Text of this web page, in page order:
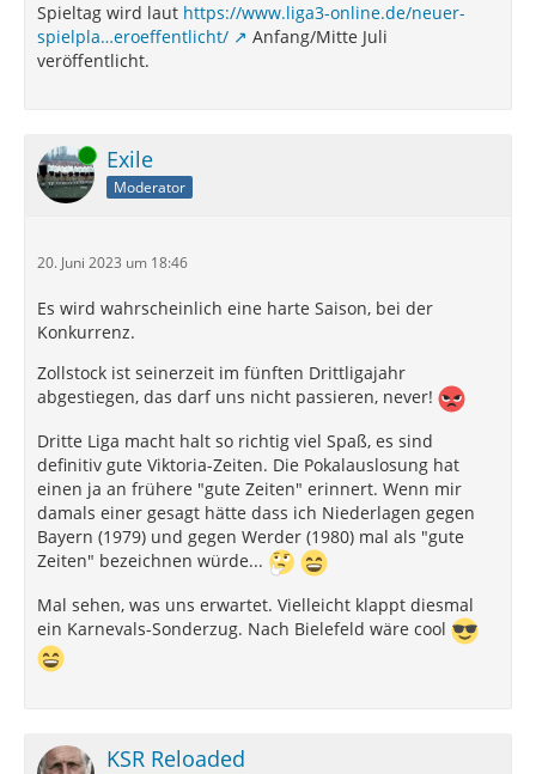
Spieltag wird laut https://www.liga3-online.de/neuer-
spielpla…eroeffentlicht/
Anfang/Mitte Juli
veröffentlicht.
Online Exile
Moderator
20. Juni 2023 um 18:46
Es wird wahrscheinlich eine harte Saison, bei der
Konkurrenz.
Zollstock ist seinerzeit im fünften Drittligajahr
abgestiegen, das darf uns nicht passieren, never!
Dritte Liga macht halt so richtig viel Spaß, es sind
definitiv gute Viktoria-Zeiten. Die Pokalauslosung hat
einen ja an frühere "gute Zeiten" erinnert. Wenn mir
damals einer gesagt hätte dass ich Niederlagen gegen
Bayern (1979) und gegen Werder (1980) mal als "gute
Zeiten" bezeichnen würde...
Mal sehen, was uns erwartet. Vielleicht klappt diesmal
ein Karnevals-Sonderzug. Nach Bielefeld wäre cool
KSR Reloaded